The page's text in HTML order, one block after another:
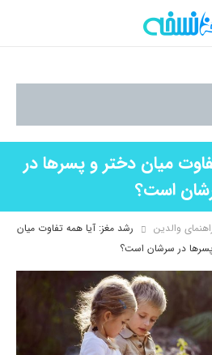
میان دختر و پسرها در
است؟
والدین
رشد مغز: آیا همه تفاوت میان
در سرشان است؟